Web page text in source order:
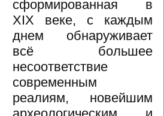
сформированная в
XIX веке, с каждым
днем обнаруживает
всё большее
несоответствие
современным
реалиям, новейшим